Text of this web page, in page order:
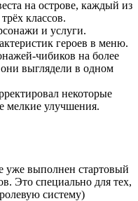
на острове, каждый из
классов.
и услуги.
героев в меню.
чибиков на более
выглядели в одном
некоторые
мелкие улучшения.
уже выполнен стартовый
Это специально для тех,
ролевую систему)